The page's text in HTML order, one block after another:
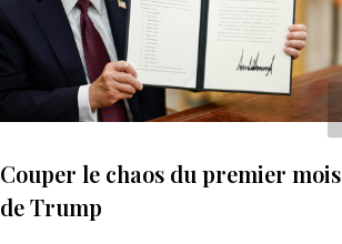
Couper le chaos du premier mois
de Trump